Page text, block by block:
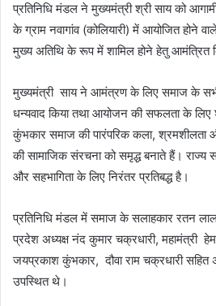
प्रतिनिधि मंडल ने मुख्यमंत्री श्री साय को
के ग्राम नवागांव (कोलियारी) में आयोजित होने
मुख्य अतिथि के रूप में शामिल होने हेतु आमंत्रित
मुख्यमंत्री साय ने आमंत्रण के लिए समाज के सभी
धन्यवाद किया तथा आयोजन की सफलता के लिए
कुंभकार समाज की पारंपरिक कला, श्रमशीलता
की सामाजिक संरचना को समृद्ध बनाते हैं। राज्य
और सहभागिता के लिए निरंतर प्रतिबद्ध है।
प्रतिनिधि मंडल में समाज के सलाहकार रतन
प्रदेश अध्यक्ष नंद कुमार चक्रधारी, महामंत्री
जयप्रकाश कुंभकार, दौवा राम चक्रधारी सहित
उपस्थित थे।